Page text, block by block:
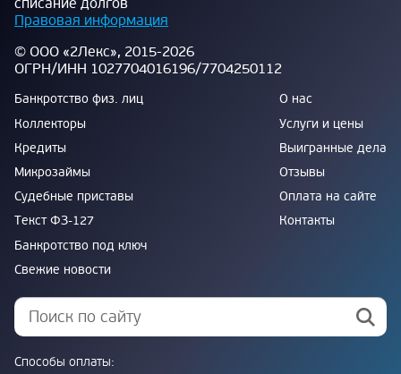
списание долгов
Правовая информация
© ООО «2Лекс», 2015-2026
ОГРН/ИНН 1027704016196/7704250112
Банкротство физ. лиц
Коллекторы
Кредиты
Микрозаймы
Судебные приставы
Текст ФЗ-127
Банкротство под ключ
Свежие новости
О нас
Услуги и цены
Выигранные дела
Отзывы
Оплата на сайте
Контакты
Способы оплаты: